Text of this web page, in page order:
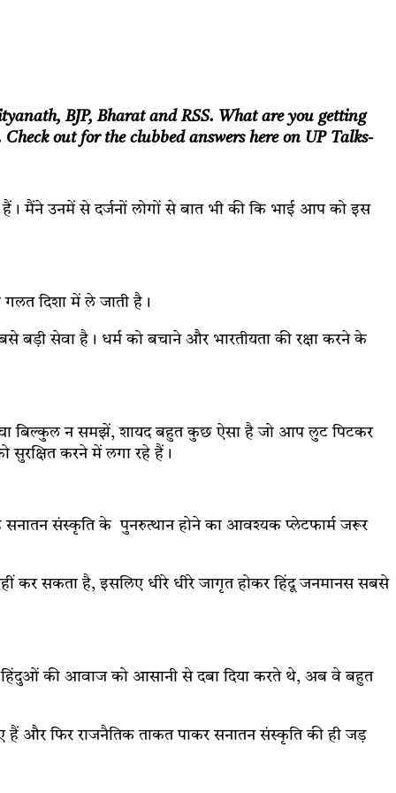
BJP, Bharat and RSS. What are you getting
out for the clubbed answers here on UP Talks-
मैंने उनमें से दर्जनों लोगों से बात भी की कि भाई आप को इस
गलत दिशा में ले जाती है।
बड़ी सेवा है। धर्म को बचाने और भारतीयता की रक्षा करने के
चमचा बिल्कुल न समझें, शायद बहुत कुछ ऐसा है जो आप लुट पिटकर
सुरक्षित करने में लगा रहे हैं।
सनातन संस्कृति के पुनरुत्थान होने का आवश्यक प्लेटफार्म जरूर
कर सकता है, इसलिए धीरे धीरे जागृत होकर हिंदू जनमानस सबसे
हिंदुओं की आवाज को आसानी से दबा दिया करते थे, अब वे बहुत
हैं और फिर राजनैतिक ताकत पाकर सनातन संस्कृति की ही जड़